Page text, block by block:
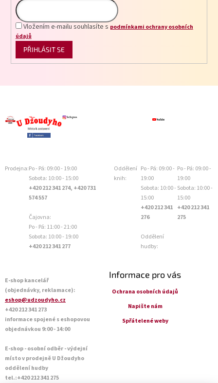
Vložením e-mailu souhlasíte s podmínkami ochrany osobních
údajů
PŘIHLÁSIT SE
Prodejna:Po - Pá: 09:00 - 19:00
Sobota: 10:00 - 15:00
+420 212 341 274, +420 731
574 557
Čajovna:
Po - Pá: 11:00 - 21:00
Sobota: 10:00 - 19:00
+420 212 341 277
Oddělení
knih:
Po - Pá: 09:00 -
19:00
Sobota: 10:00 -
15:00
+420 212 341
276
Oddělení
hudby:
Po - Pá: 09:00 -
19:00
Sobota: 10:00 -
15:00
+420 212 341
275
E-shop kancelář
(objednávky, reklamace):
eshop@udzoudyho.cz
+420 212 341 273
informace spojené s eshopovou
objednávkou 9:00 - 14:00
E-shop - osobní odběr - výdejní
místo v prodejně U Džoudyho
oddělení hudby
tel.:+420 212 341 275
Informace pro vás
Ochrana osobních údajů
Napište nám
Spřátelené weby